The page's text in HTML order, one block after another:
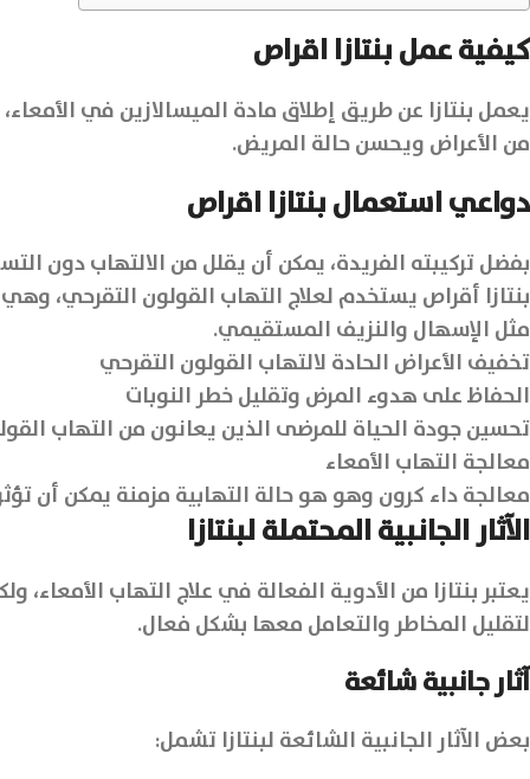
كيفية عملبنتازا اقراص
يعمل بنتازا عن طريق إطلاق مادة الميسالازين في
من الأعراض ويحسن حالة المريض.
دواعي استعمال بنتازا اقراص
بفضل تركيبته الفريدة، يمكن أن يقلل من الالتهاب دون
بنتازا أقراص يستخدم لعلاج التهاب القولون التقرحي،
مثل الإسهال والنزيف المستقيمي.
تخفيف الأعراض الحادة لالتهاب القولون التقرحي
الحفاظ على هدوء المرض وتقليل خطر النوبات
تحسين جودة الحياة للمرضى الذين يعانون من التهاب
معالجة التهاب الأمعاء
معالجة داء كرون وهو هو حالة التهابية مزمنة يمكن أن
الآثار الجانبية المحتملة لبنتازا
يعتبر بنتازا من الأدوية الفعالة في علاج التهاب
لتقليل المخاطر والتعامل معها بشكل فعال.
آثار جانبية شائعة
بعض الآثار الجانبية الشائعة لبنتازا تشمل: